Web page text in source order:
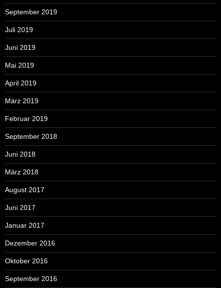
September 2019
Juli 2019
Juni 2019
Mai 2019
April 2019
März 2019
Februar 2019
September 2018
Juni 2018
März 2018
August 2017
Juni 2017
Januar 2017
Dezember 2016
Oktober 2016
September 2016